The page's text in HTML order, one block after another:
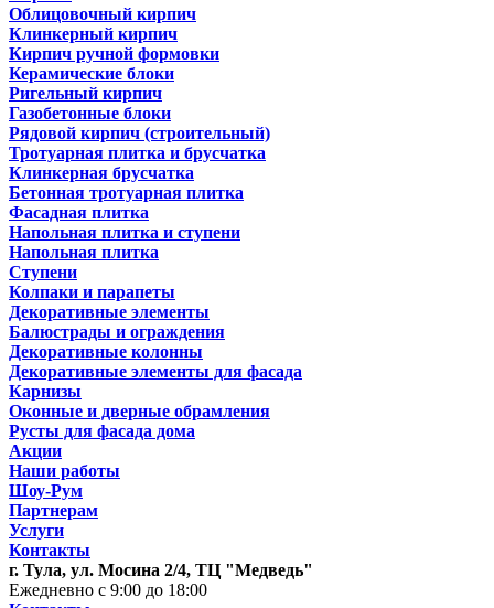
Облицовочный кирпич
Клинкерный кирпич
Кирпич ручной формовки
Керамические блоки
Ригельный кирпич
Газобетонные блоки
Рядовой кирпич (строительный)
Тротуарная плитка и брусчатка
Клинкерная брусчатка
Бетонная тротуарная плитка
Фасадная плитка
Напольная плитка и ступени
Напольная плитка
Ступени
Колпаки и парапеты
Декоративные элементы
Балюстрады и ограждения
Декоративные колонны
Декоративные элементы для фасада
Карнизы
Оконные и дверные обрамления
Русты для фасада дома
Акции
Наши работы
Шоу-Рум
Партнерам
Услуги
Контакты
г. Тула, ул. Мосина 2/4, ТЦ "Медведь"
Ежедневно с 9:00 до 18:00